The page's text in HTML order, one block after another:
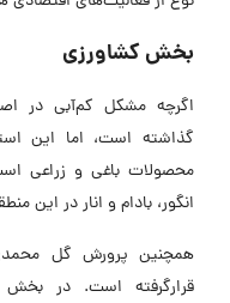
بخش کشاورزی
اگرچه مشکل کم‌آبی در
گذاشته است، اما این
محصولات باغی و زراعی
انگور، بادام و انار در این
همچنین پرورش گل
قرارگرفته است. در بخش